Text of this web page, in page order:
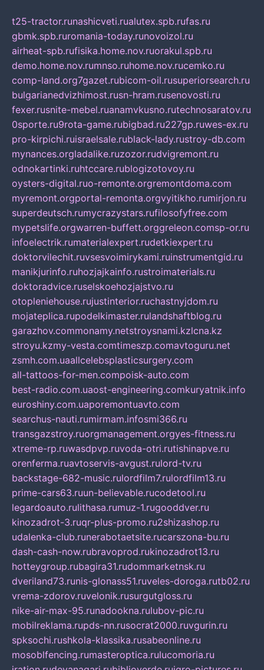
t25-tractor.runashicveti.rualutex.spb.rufas.ru
gbmk.spb.ruromania-today.runovoizol.ru
airheat-spb.rufisika.home.nov.ruorakul.spb.ru
demo.home.nov.rumnso.ruhome.nov.rucemko.ru
comp-land.org7gazet.rubicom-oil.rusuperiorsearch.ru
bulgarianedvizhimost.rusn-hram.rusenovosti.ru
fexer.rusnite-mebel.ruanamvkusno.rutechnosaratov.ru
0sporte.ru9rota-game.rubigbad.ru227gp.ruwes-ex.ru
pro-kirpichi.ruisraelsale.rublack-lady.rustroy-db.com
mynances.orgladalike.ruzozor.rudvigremont.ru
odnokartinki.ruhtccare.rublogizotovoy.ru
oysters-digital.ruo-remonte.orgremontdoma.com
myremont.orgportal-remonta.orgvyitikho.rumirjon.ru
superdeutsch.rumycrazystars.rufilosofyfree.com
mypetslife.orgwarren-buffett.orggreleon.comsp-or.ru
infoelectrik.rumaterialexpert.rudetkiexpert.ru
doktorvilechit.ruvsesvoimirykami.ruinstrumentgid.ru
manikjurinfo.ruhozjajkainfo.rustroimaterials.ru
doktoradvice.ruselskoehozjajstvo.ru
otopleniehouse.rujustinterior.ruchastnyjdom.ru
mojateplica.rupodelkimaster.rulandshaftblog.ru
garazhov.commonamy.netstroysnami.kzlcna.kz
stroyu.kzmy-vesta.comtimeszp.comavtoguru.net
zsmh.com.uaallcelebsplasticsurgery.com
all-tattoos-for-men.compoisk-auto.com
best-radio.com.uaost-engineering.comkuryatnik.info
euroshiny.com.uaporemontuavto.com
searchus-nauti.rumirmam.infosmi366.ru
transgazstroy.ruorgmanagement.orgyes-fitness.ru
xtreme-rp.ruwasdpvp.ruvoda-otri.rutishinapve.ru
orenferma.ruavtoservis-avgust.rulord-tv.ru
backstage-682-music.rulordfilm7.rulordfilm13.ru
prime-cars63.ruun-believable.rucodetool.ru
legardoauto.rulithasa.rumuz-1.rugooddver.ru
kinozadrot-3.ruqr-plus-promo.ru2shizashop.ru
udalenka-club.runerabotaetsite.rucarszona-bu.ru
dash-cash-now.rubravoprod.rukinozadrot13.ru
hotteygroup.rubagira31.rudommarketnsk.ru
dveriland73.runis-glonass51.ruveles-doroga.rutb02.ru
vrema-zdorov.ruvelonik.rusurgutgloss.ru
nike-air-max-95.runadookna.rulubov-pic.ru
mobilreklama.rupds-nn.rusocrat2000.ruvgurin.ru
spksochi.rushkola-klassika.rusabeonline.ru
mosoblfencing.rumasteroptica.rulucomoria.ru